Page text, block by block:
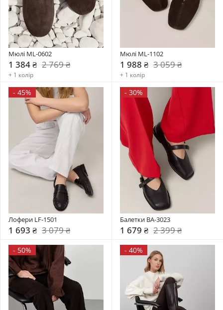
Мюлі ML-0602
1 384 ₴ 2 769 ₴
+ 1 колір
Мюлі ML-1102
1 988 ₴ 3 059 ₴
+ 1 колір
- 45%
Лофери LF-1501
1 693 ₴ 3 079 ₴
- 30%
Балетки BA-3023
1 679 ₴ 2 399 ₴
- 50% - 40%